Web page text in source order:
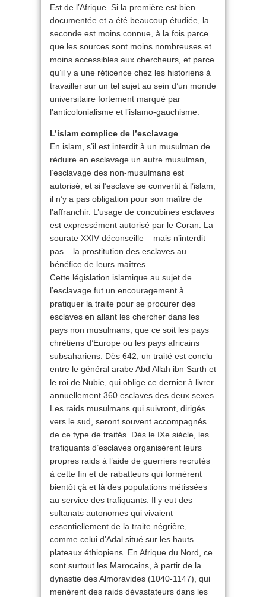
Est de l’Afrique. Si la première est bien
documentée et a été beaucoup étudiée, la
seconde est moins connue, à la fois parce
que les sources sont moins nombreuses et
moins accessibles aux chercheurs, et parce
qu’il y a une réticence chez les historiens à
travailler sur un tel sujet au sein d’un monde
universitaire fortement marqué par
l’anticolonialisme et l’islamo-gauchisme.
L’islam complice de l’esclavage
En islam, s’il est interdit à un musulman de
réduire en esclavage un autre musulman,
l’esclavage des non-musulmans est
autorisé, et si l’esclave se convertit à l’islam,
il n’y a pas obligation pour son maître de
l’affranchir. L’usage de concubines esclaves
est expressément autorisé par le Coran. La
sourate XXIV déconseille – mais n’interdit
pas – la prostitution des esclaves au
bénéfice de leurs maîtres.
Cette législation islamique au sujet de
l’esclavage fut un encouragement à
pratiquer la traite pour se procurer des
esclaves en allant les chercher dans les
pays non musulmans, que ce soit les pays
chrétiens d’Europe ou les pays africains
subsahariens. Dès 642, un traité est conclu
entre le général arabe Abd Allah ibn Sarth et
le roi de Nubie, qui oblige ce dernier à livrer
annuellement 360 esclaves des deux sexes.
Les raids musulmans qui suivront, dirigés
vers le sud, seront souvent accompagnés
de ce type de traités. Dès le IXe siècle, les
trafiquants d’esclaves organisèrent leurs
propres raids à l’aide de guerriers recrutés
à cette fin et de rabatteurs qui formèrent
bientôt çà et là des populations métissées
au service des trafiquants. Il y eut des
sultanats autonomes qui vivaient
essentiellement de la traite négrière,
comme celui d’Adal situé sur les hauts
plateaux éthiopiens. En Afrique du Nord, ce
sont surtout les Marocains, à partir de la
dynastie des Almoravides (1040-1147), qui
menèrent des raids dévastateurs dans les